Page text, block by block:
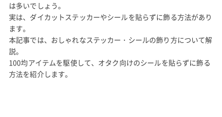
は多いでしょう。
実は、ダイカットステッカーやシールを貼らずに飾る方法があり
ます。
本記事では、おしゃれなステッカー・シールの飾り方について解
説。
100均アイテムを駆使して、オタク向けのシールを貼らずに飾る
方法を紹介します。